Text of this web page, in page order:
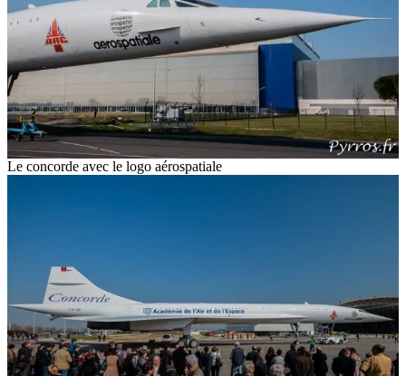
Le concorde avec le logo aérospatiale